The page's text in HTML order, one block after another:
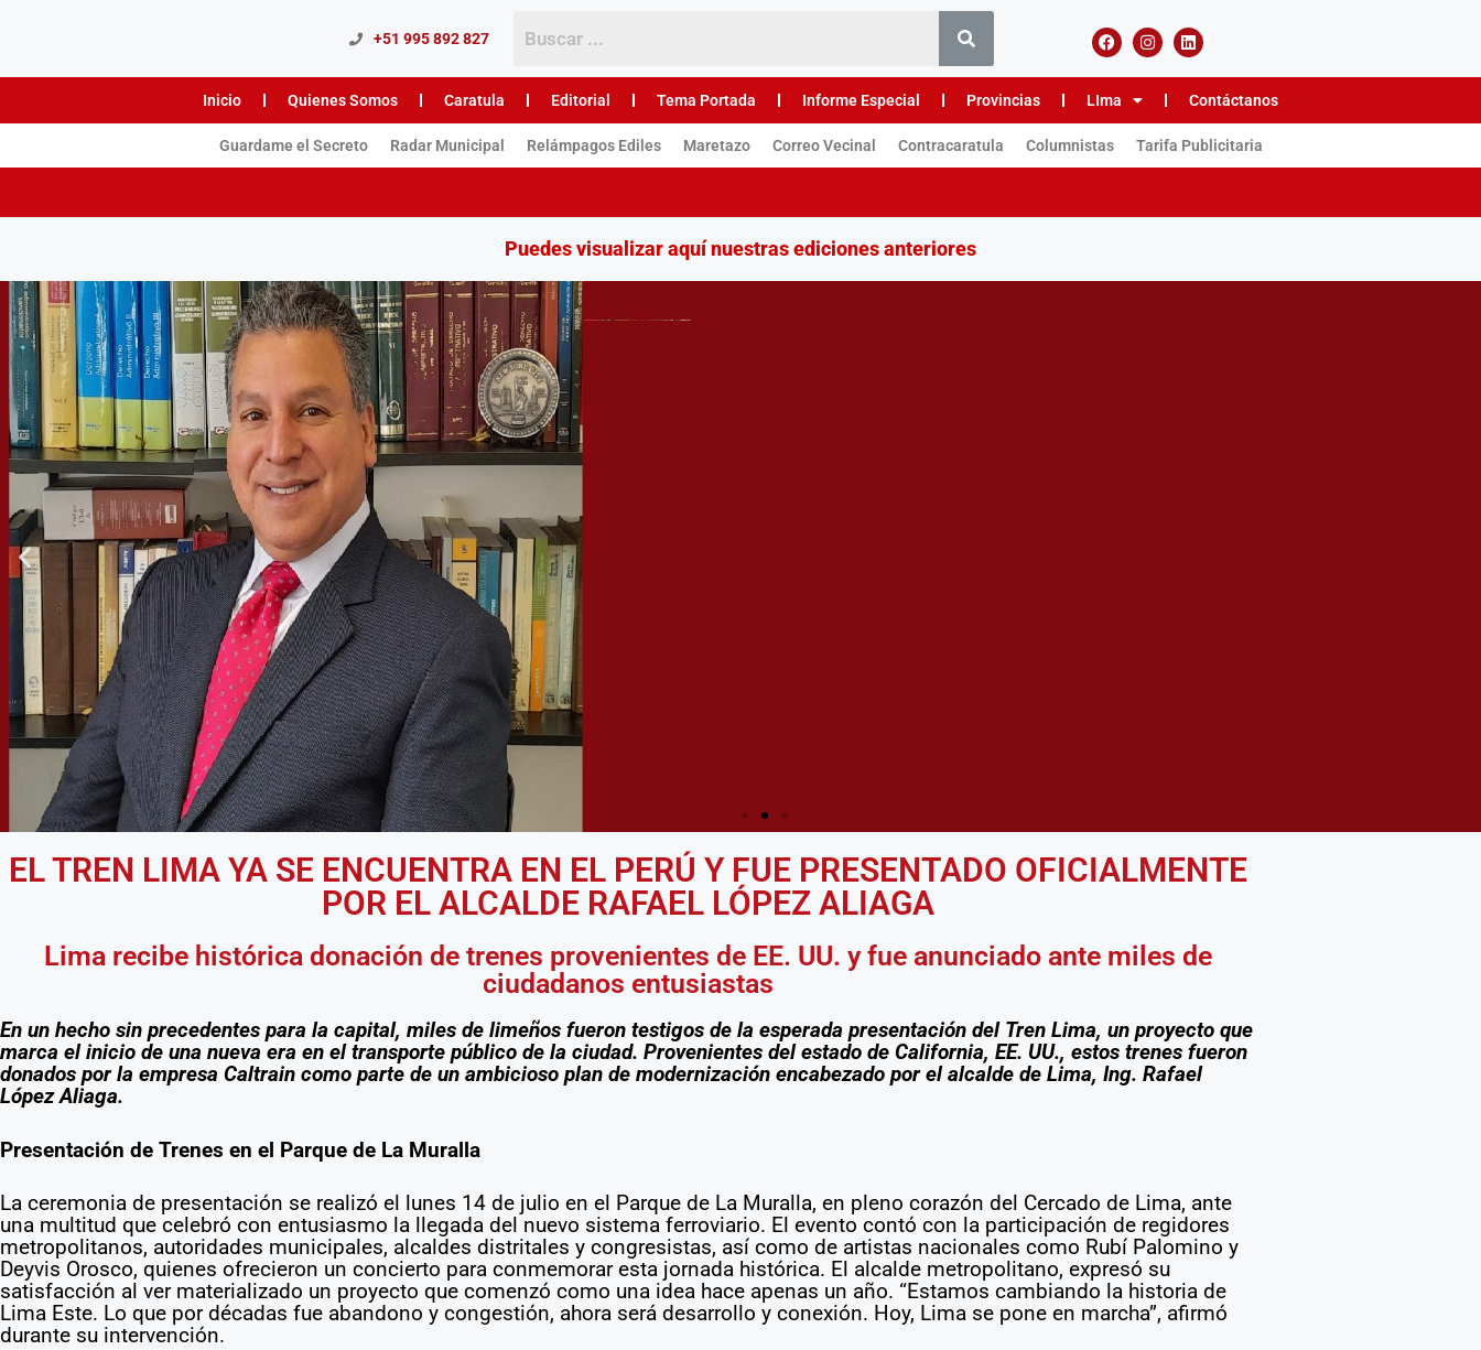
+51 995 892 827
Inicio Quienes Somos Caratula Editorial Tema Portada Informe Especial Provincias LIma Contáctanos
Guardame el Secreto Radar Municipal Relámpagos Ediles Maretazo Correo Vecinal Contracaratula Columnistas Tarifa Publicitaria
Puedes visualizar aquí nuestras ediciones anteriores
A CUMPLIR CON EL 100% DE LA
EJECUCION PRESUPUESTAL-MEF
EL TREN LIMA YA SE ENCUENTRA EN EL PERÚ Y FUE PRESENTADO OFICIALMENTE
POR EL ALCALDE RAFAEL LÓPEZ ALIAGA
Lima recibe histórica donación de trenes provenientes de EE. UU. y fue anunciado ante miles de
ciudadanos entusiastas
En un hecho sin precedentes para la capital, miles de limeños fueron testigos de la esperada presentación del Tren Lima, un proyecto que
marca el inicio de una nueva era en el transporte público de la ciudad. Provenientes del estado de California, EE. UU., estos trenes fueron
donados por la empresa Caltrain como parte de un ambicioso plan de modernización encabezado por el alcalde de Lima, Ing. Rafael
López Aliaga.
Presentación de Trenes en el Parque de La Muralla
La ceremonia de presentación se realizó el lunes 14 de julio en el Parque de La Muralla, en pleno corazón del Cercado de Lima, ante
una multitud que celebró con entusiasmo la llegada del nuevo sistema ferroviario. El evento contó con la participación de regidores
metropolitanos, autoridades municipales, alcaldes distritales y congresistas, así como de artistas nacionales como Rubí Palomino y
Deyvis Orosco, quienes ofrecieron un concierto para conmemorar esta jornada histórica. El alcalde metropolitano, expresó su
satisfacción al ver materializado un proyecto que comenzó como una idea hace apenas un año. “Estamos cambiando la historia de
Lima Este. Lo que por décadas fue abandono y congestión, ahora será desarrollo y conexión. Hoy, Lima se pone en marcha”, afirmó
durante su intervención.